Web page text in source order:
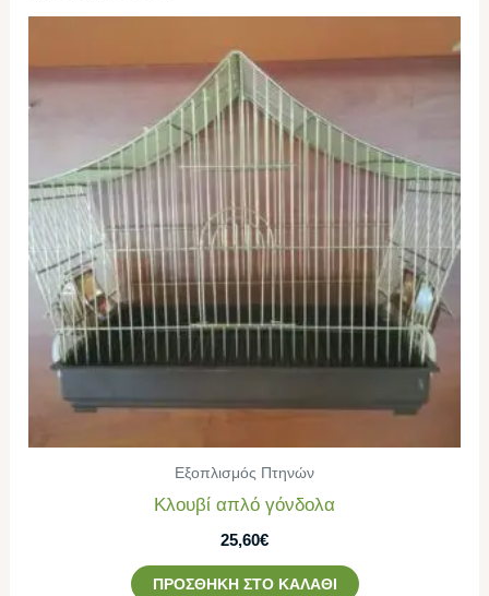
Εξοπλισμός Πτηνών
Κλουβί απλό γόνδολα
25,60€
ΠΡΟΣΘΉΚΗ ΣΤΟ ΚΑΛΆΘΙ